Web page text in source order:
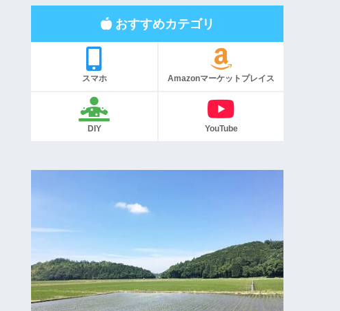
おすすめカテゴリ
スマホ Amazonマーケットプレイス
DIY YouTube